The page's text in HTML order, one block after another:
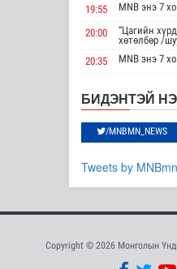
Cпорт
7
19:55 MNB энэ 7
20:00
“Цагийн
хөтөлбөр /
20:35
MNB энэ 7
Дорноговь
22:10
“Эргүүлэг”
23:25
“Гэрэлтэй
хөтөлбөр
БИДЭНТЭЙ
/MNBMN_NEWS
Tweets by
Copyright © 2026 Монголын